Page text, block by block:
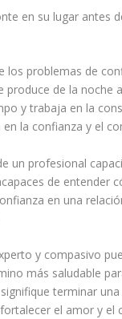
en su lugar antes
los problemas de
produce de la noche
y trabaja en la
en la confianza y el
un profesional
de entender
en una
y compasivo
más saludable
terminar
el amor y el